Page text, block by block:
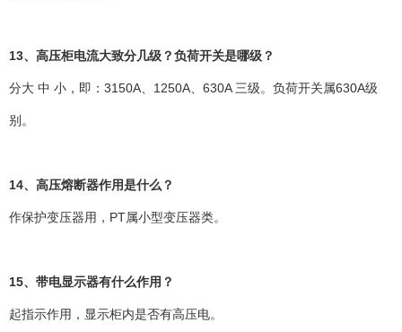
13、高压柜电流大致分几级？负荷开关是哪级？
分大 中 小，即：3150A、1250A、630A 三级。负荷开关属630A级
别。
14、高压熔断器作用是什么？
作保护变压器用，PT属小型变压器类。
15、带电显示器有什么作用？
起指示作用，显示柜内是否有高压电。